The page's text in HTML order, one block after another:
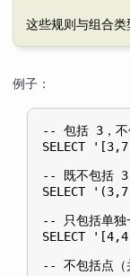
这些规则与组合
例子：
-- 包括 3，不
SELECT
-- 既不包括 3
SELECT
-- 只包括单独
SELECT
-- 不包括点（